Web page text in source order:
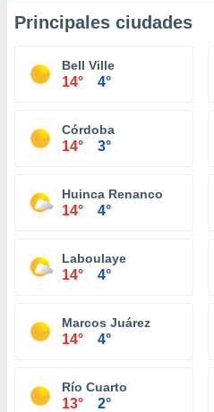
Principales ciudades
Bell Ville
14° 4°
Córdoba
14° 3°
Huinca Renanco
14° 4°
Laboulaye
14° 4°
Marcos Juárez
14° 4°
Río Cuarto
13° 2°